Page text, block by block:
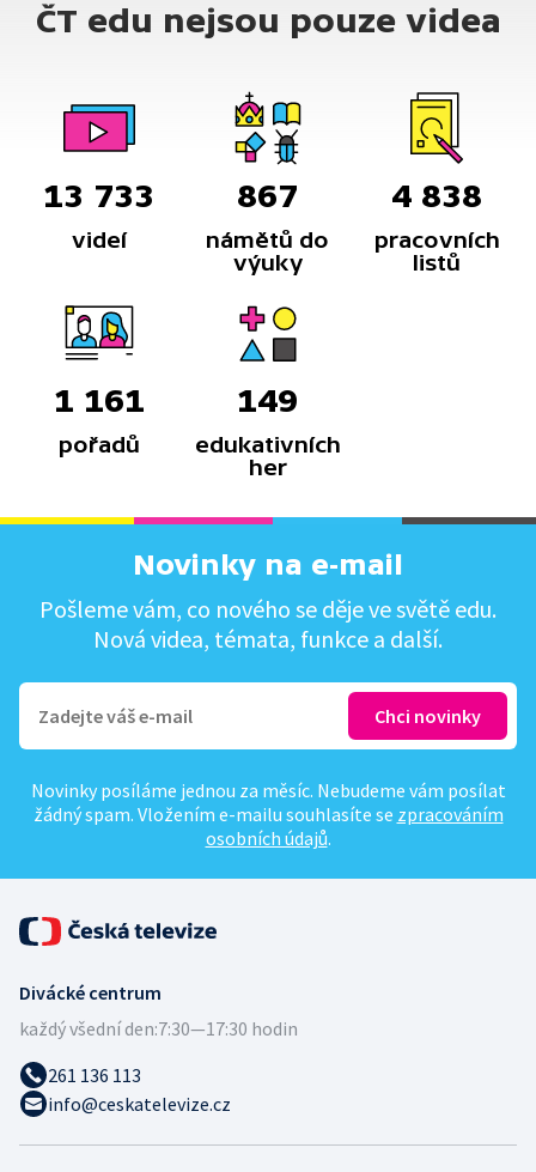
ČT edu nejsou pouze videa
13 733
videí
867
námětů do
výuky
4 838
pracovních
listů
1 161
pořadů
149
edukativních
her
Novinky na e-mail
Pošleme vám, co nového se děje ve světě edu.
Nová videa, témata, funkce a další.
Novinky posíláme jednou za měsíc. Nebudeme vám posílat
žádný spam. Vložením e-mailu souhlasíte se zpracováním
osobních údajů.